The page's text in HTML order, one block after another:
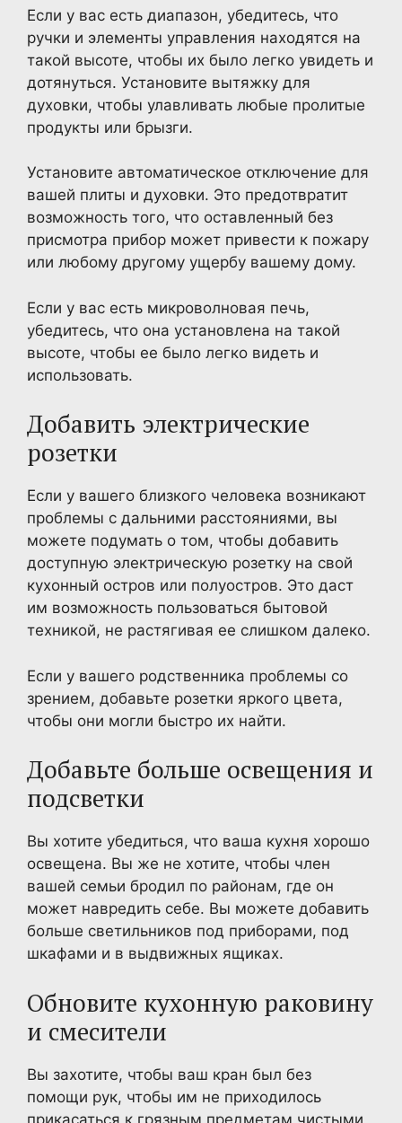
Если у вас есть диапазон, убедитесь, что
ручки и элементы управления находятся на
такой высоте, чтобы их было легко увидеть и
дотянуться. Установите вытяжку для
духовки, чтобы улавливать любые пролитые
продукты или брызги.
Установите автоматическое отключение для
вашей плиты и духовки. Это предотвратит
возможность того, что оставленный без
присмотра прибор может привести к пожару
или любому другому ущербу вашему дому.
Если у вас есть микроволновая печь,
убедитесь, что она установлена на такой
высоте, чтобы ее было легко видеть и
использовать.
Добавить электрические
розетки
Если у вашего близкого человека возникают
проблемы с дальними расстояниями, вы
можете подумать о том, чтобы добавить
доступную электрическую розетку на свой
кухонный остров или полуостров. Это даст
им возможность пользоваться бытовой
техникой, не растягивая ее слишком далеко.
Если у вашего родственника проблемы со
зрением, добавьте розетки яркого цвета,
чтобы они могли быстро их найти.
Добавьте больше освещения и
подсветки
Вы хотите убедиться, что ваша кухня хорошо
освещена. Вы же не хотите, чтобы член
вашей семьи бродил по районам, где он
может навредить себе. Вы можете добавить
больше светильников под приборами, под
шкафами и в выдвижных ящиках.
Обновите кухонную раковину
и смесители
Вы захотите, чтобы ваш кран был без
помощи рук, чтобы им не приходилось
прикасаться к грязным предметам чистыми